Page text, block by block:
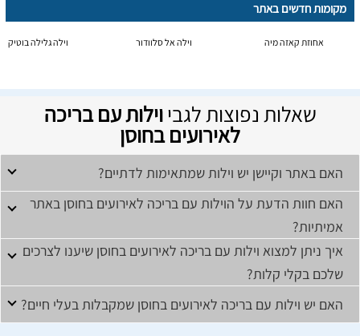
מקומות חדשים באתר
אחוזת קאזה מיה וילה אל סלוודור וילה גלילה בוטיק
שאלות נפוצות לגביוילות עם בריכה
לאירועים בחוסן
האם באתר וקיישן יש וילות שמתאימות לדתיים?
האם חוות הדעת על הוילות עם בריכה לאירועים בחוסן באתר
אמיתיות?
איך ניתן למצוא וילות עם בריכה לאירועים בחוסן שיענו לצרכים
שלכם בקלי קלות?
האם יש וילות עם בריכה לאירועים בחוסן שמקבלות בעלי חיים?